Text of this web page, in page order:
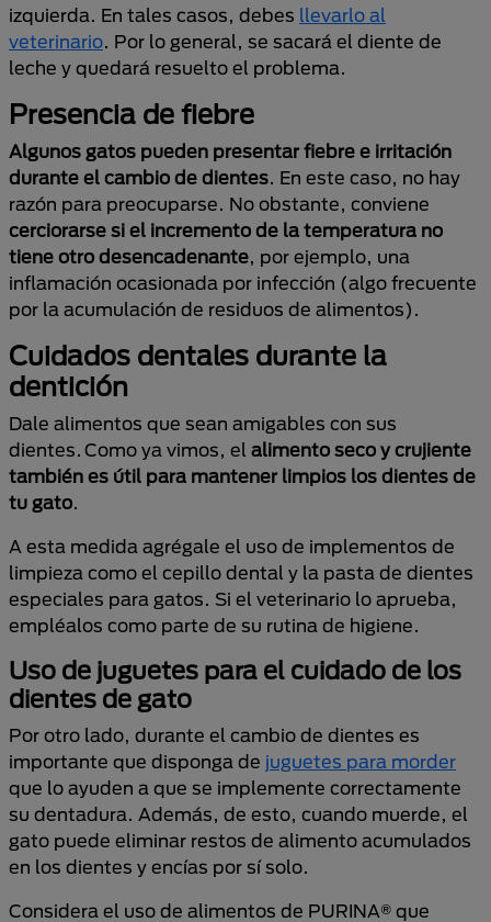
izquierda. En tales casos, debes llevarlo al
veterinario. Por lo general, se sacará el diente de
leche y quedará resuelto el problema.
Presencia de fiebre
Algunos gatos pueden presentar fiebre e irritación
durante el cambio de dientes. En este caso, no hay
razón para preocuparse. No obstante, conviene
cerciorarse si el incremento de la temperatura no
tiene otro desencadenante, por ejemplo, una
inflamación ocasionada por infección (algo frecuente
por la acumulación de residuos de alimentos).
Cuidados dentales durante la
dentición
Dale alimentos que sean amigables con sus
dientes. Como ya vimos, el alimento seco y crujiente
también es útil para mantener limpios los dientes de
tu gato.
A esta medida agrégale el uso de implementos de
limpieza como el cepillo dental y la pasta de dientes
especiales para gatos. Si el veterinario lo aprueba,
empléalos como parte de su rutina de higiene.
Uso de juguetes para el cuidado de los
dientes de gato
Por otro lado, durante el cambio de dientes es
importante que disponga de juguetes para morder
que lo ayuden a que se implemente correctamente
su dentadura. Además, de esto, cuando muerde, el
gato puede eliminar restos de alimento acumulados
en los dientes y encías por sí solo.
Considera el uso de alimentos de PURINA® que